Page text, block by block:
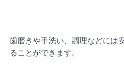
歯磨きや手洗い、調理などには
ることができます。